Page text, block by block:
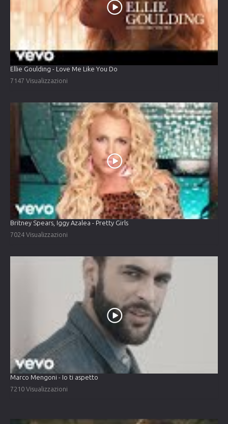
Ellie Goulding - Love Me Like You Do
7147 Visualizzazioni
Britney Spears, Iggy Azalea - Pretty Girls
7024 Visualizzazioni
Marco Mengoni - Io ti aspetto
7210 Visualizzazioni